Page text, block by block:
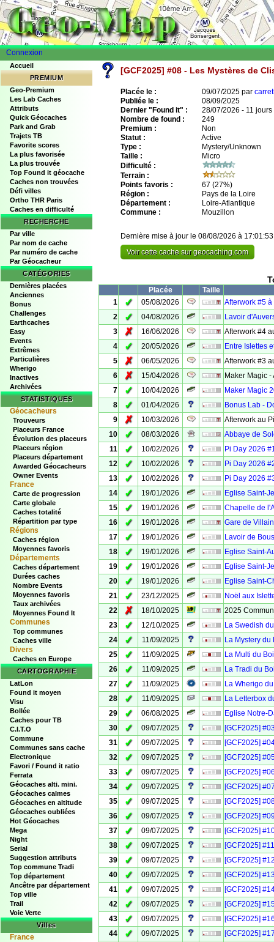
Connexion
Accueil
PREMIUM
Geo-Premium
Les Lab Caches
Attributs
Quick Géocaches
Park and Grab
Trajets TB
Favorite scores
La plus favorisée
La plus trouvée
Top Found it géocache
Caches non trouvées
Défi villes
Ortho THR Paris
Caches en difficulté
RECHERCHE
Par ville
Par nom de cache
Par numéro de cache
Par Géocacheur
CATÉGORIES
Dernières placées
Anciennes
Bonus
Challenges
Earthcaches
Easy
Events
Extrêmes
Particulières
Wherigo
Inactives
Archivées
STATISTIQUES
Géocacheurs
Trouveurs
Placeurs France
Évolution des placeurs
Placeurs région
Placeurs département
Awarded Géocacheurs
Owner Events
France
Carte de progression
Carte globale
Caches totalité
Répartition par type
Régions
Caches région
Moyennes favoris
Départements
Caches département
Durées caches
Nombre Events
Moyennes favoris
Taux archivées
Moyennes Found It
Communes
Top communes
Caches ville
Divers
Caches en Europe
CARTOGRAPHIE
LatLon
Found it moyen
Visu
Bollée
Caches pour TB
C.I.T.O
Commune
Communes sans cache
Electronique
Favori / Found it ratio
Ferrata
Géocaches alti. mini.
Géocaches calmes
Géocaches en altitude
Géocaches oubliées
Hot Géocaches
Mega
Night
Serial
Suggestion attributs
Top commune Tradi
Top département
Ancêtre par département
Top ville
Trail
Voie Verte
Villes
France
[GCF2025] #08 - Les Mystères de
Placée le : 09/07/2025 par
Publiée le :
08/09/2025
Dernier "Found it" :
28/07/2026 - 11 jours
Nombre de found :
249
Premium :
Non
Statut :
Active
Type :
Mystery/Unknown
Taille :
Micro
Difficulté :
Terrain :
Points favoris :
67 (27%)
Région :
Pays de la Loire
Département :
Loire-Atlantique
Commune :
Mouzillon
Dernière mise à jour le 08/08/2026 à 17:01:53
Voir cette cache sur geocaching.com
Placée
Taille
1
✓ 05/08/2026
Afterwork #5
2
✓ 04/08/2026
Lavoir
3
✗ 16/06/2026
Afterwork #4
4
✓ 20/05/2026
Entre Islettes
5
✗ 06/05/2026
Afterwork #3
6
✗ 15/04/2026
Maker Magic
7
✓ 10/04/2026
Maker Magic
8
✓ 01/04/2026
Bonus Lab -
9
✗ 10/03/2026
Afterwork au
10
✓ 08/03/2026
Abbaye de
11
✓ 10/02/2026
Pi Day 2026
12
✓ 10/02/2026
Pi Day 2026
13
✓ 10/02/2026
Pi Day 2026
14
✓ 19/01/2026
Eglise Saint-
15
✓ 19/01/2026
Chapelle de
16
✓ 19/01/2026
Gare de
17
✓ 19/01/2026
Lavoir de
18
✓ 19/01/2026
Eglise Saint-
19
✓ 19/01/2026
Eglise Saint-
20
✓ 19/01/2026
Eglise Saint-
21
✓ 23/12/2025
Noël aux
22
✗ 18/10/2025
2025
23
✓ 12/10/2025
La Swedish
24
✓ 11/09/2025
La Mystery du
25
✓ 11/09/2025
La Multi du
26
✓ 11/09/2025
La Tradi du
27
✓ 11/09/2025
La Wherigo
28
✓ 11/09/2025
La Letterbox
29
✓ 06/08/2025
Eglise Notre-
30
✓ 09/07/2025
[GCF2025]
31
✓ 09/07/2025
[GCF2025]
32
✓ 09/07/2025
[GCF2025]
33
✓ 09/07/2025
[GCF2025]
34
✓ 09/07/2025
[GCF2025]
35
✓ 09/07/2025
[GCF2025]
36
✓ 09/07/2025
[GCF2025]
37
✓ 09/07/2025
[GCF2025]
38
✓ 09/07/2025
[GCF2025]
39
✓ 09/07/2025
[GCF2025]
40
✓ 09/07/2025
[GCF2025]
41
✓ 09/07/2025
[GCF2025]
42
✓ 09/07/2025
[GCF2025]
43
✓ 09/07/2025
[GCF2025]
44
✓ 09/07/2025
[GCF2025]